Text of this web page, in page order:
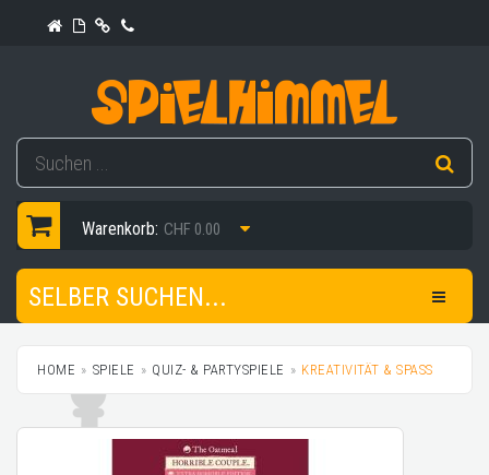
Warenkorb: CHF 0.00
SELBER SUCHEN...
HOME SPIELE QUIZ- & PARTYSPIELE KREATIVITÄT & SPASS